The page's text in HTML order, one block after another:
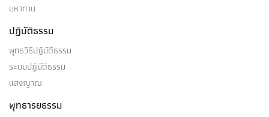
มหาทาน
ปฏิบัติธรรม
พุทธวิธีปฏิบัติธรรม
ระบบปฏิบัติธรรม
แสงญาณ
พุทธารยธรรม